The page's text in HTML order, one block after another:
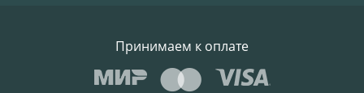
Принимаем к оплате